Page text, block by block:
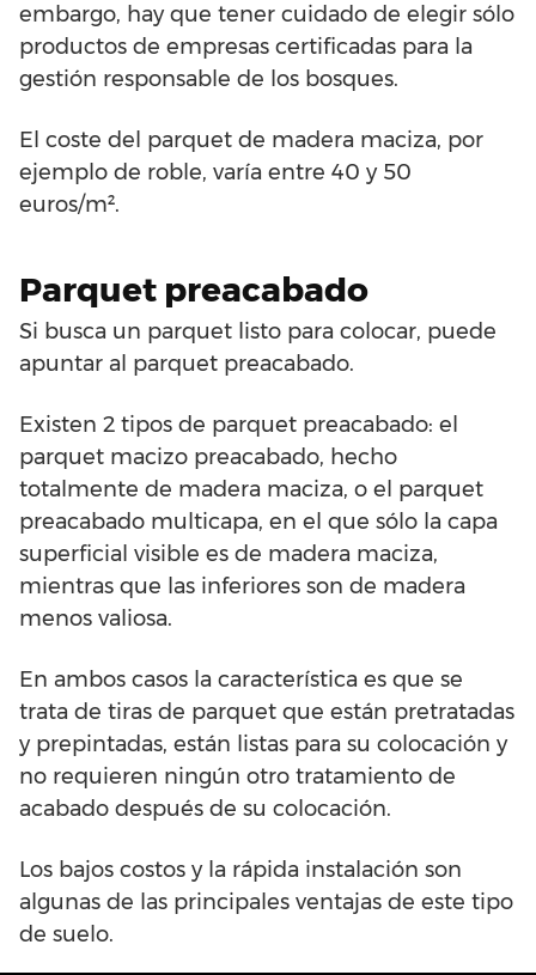
embargo, hay que tener cuidado de elegir sólo
productos de empresas certificadas para la
gestión responsable de los bosques.
El coste del parquet de madera maciza, por
ejemplo de roble, varía entre 40 y 50
euros/m².
Parquet preacabado
Si busca un parquet listo para colocar, puede
apuntar al parquet preacabado.
Existen 2 tipos de parquet preacabado: el
parquet macizo preacabado, hecho
totalmente de madera maciza, o el parquet
preacabado multicapa, en el que sólo la capa
superficial visible es de madera maciza,
mientras que las inferiores son de madera
menos valiosa.
En ambos casos la característica es que se
trata de tiras de parquet que están pretratadas
y prepintadas, están listas para su colocación y
no requieren ningún otro tratamiento de
acabado después de su colocación.
Los bajos costos y la rápida instalación son
algunas de las principales ventajas de este tipo
de suelo.